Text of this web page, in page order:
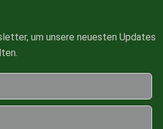
um unsere neuesten Updates